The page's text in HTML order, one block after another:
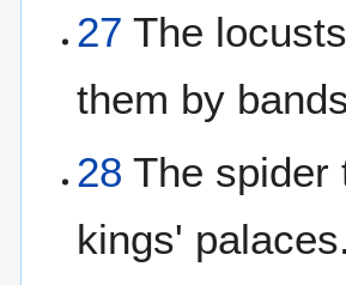
27 The
them by
28 The spider
kings'